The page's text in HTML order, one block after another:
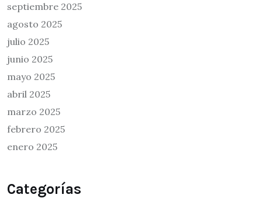
septiembre 2025
agosto 2025
julio 2025
junio 2025
mayo 2025
abril 2025
marzo 2025
febrero 2025
enero 2025
Categorías